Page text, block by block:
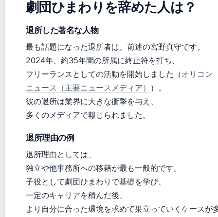
劇団ひまわりを辞めた人は？
退所した著名な人物
最も話題になった退所者は、前述の宮野真守です。
2024年、約35年間の所属に終止符を打ち、
フリーランスとしての活動を開始しました（オリコン
ニュース（主要ニュースメディア） ）。
彼の退所は業界に大きな衝撃を与え、
多くのメディアで報じられました。
退所理由の例
退所理由としては、
独立や他事務所への移籍が最も一般的です。
子役として劇団ひまわりで基礎を学び、
一定のキャリアを積んだ後、
より自分に合った環境を求めて巣立っていくケースが